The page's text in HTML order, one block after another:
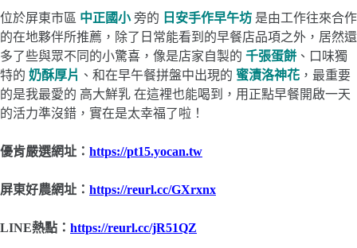
位於屏東市區 中正國小 旁的 日安手作早午坊 是由工作往來合作
的在地夥伴所推薦，除了日常能看到的早餐店品項之外，居然還
多了些與眾不同的小驚喜，像是店家自製的 千張蛋餅 、口味獨
特的 奶酥厚片 、和在早午餐拼盤中出現的 蜜漬洛神花 ，最重要
的是我最愛的 高大鮮乳 在這裡也能喝到，用正點早餐開啟一天
的活力準沒錯，實在是太幸福了啦！
優肯嚴選網址： https://pt15.yocan.tw
屏東好農網址： https://reurl.cc/GXrxnx
LINE熱點： https://reurl.cc/jR51QZ